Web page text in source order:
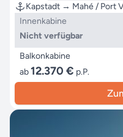
Kapstadt → Mahé / Port
Innenkabine
Nicht verfügbar
Balkonkabine
ab12.370 € p.P.